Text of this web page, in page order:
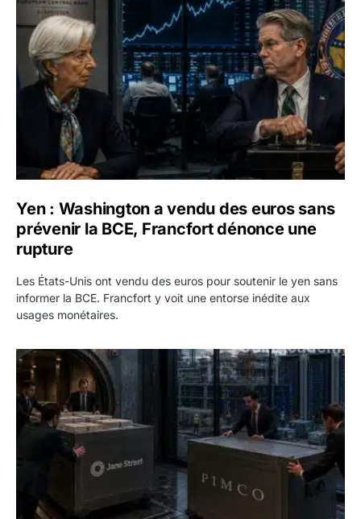
Yen : Washington a vendu des euros sans prévenir la
Yen : Washington a vendu des euros sans
prévenir la BCE, Francfort dénonce une
rupture
Les États-Unis ont vendu des euros pour soutenir le yen sans
informer la BCE. Francfort y voit une entorse inédite aux
usages monétaires.
Jane Street négocie le transfert de 11 milliards de